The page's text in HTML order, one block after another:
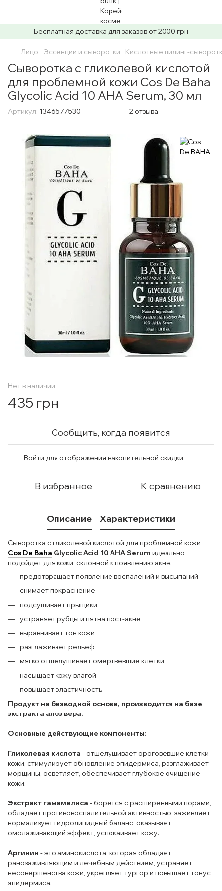
Бесплатная доставка для заказов от 2000 грн
Лицо Эссенции и сыворотки Кислотные пилинг-
Сыворотка c гликолевой кислотой
для проблемной кожи Cos De Baha
Glycolic Acid 10 AHA Serum, 30 мл
Артикул: 1346577530 2 отзыва
Нет в наличии
435 грн
Сообщить, когда появится
Войти для отображения накопительной скидки
В избранное К сравнению
Описание Характеристики
Cыворотка c гликолевой кислотой для проблемной кожи
Cos De Baha Glycolic Acid 10 AHA Serum идеально
подойдет для кожи, склонной к появлению акне.
предотвращает появление воспалений и высыпаний
снимает покраснение
подсушивает прыщики
устраняет рубцы и пятна пост-акне
выравнивает тон кожи
разглаживает рельеф
мягко отшелушивает омертвевшие клетки
насыщает кожу влагой
повышает эластичность
Продукт на безводной основе, производится на базе
экстракта алоэ вера.
Основные действующие компоненты:
Гликолевая кислота - отшелушивает ороговевшие клетки
кожи, стимулирует обновление эпидермиса, разглаживает
морщины, осветляет, обеспечивает глубокое очищение
кожи.
Экстракт гамамелиса - борется с расширенными порами,
обладает противовоспалительной активностью, заживляет,
нормализует гидролипидный баланс, оказывает
омолаживающий эффект, успокаивает кожу.
Аргинин - это аминокислота, которая обладает
ранозаживляющим и лечебным действием, устраняет
несовершенства кожи, укрепляет тургор и повышает тонус
эпидермиса.